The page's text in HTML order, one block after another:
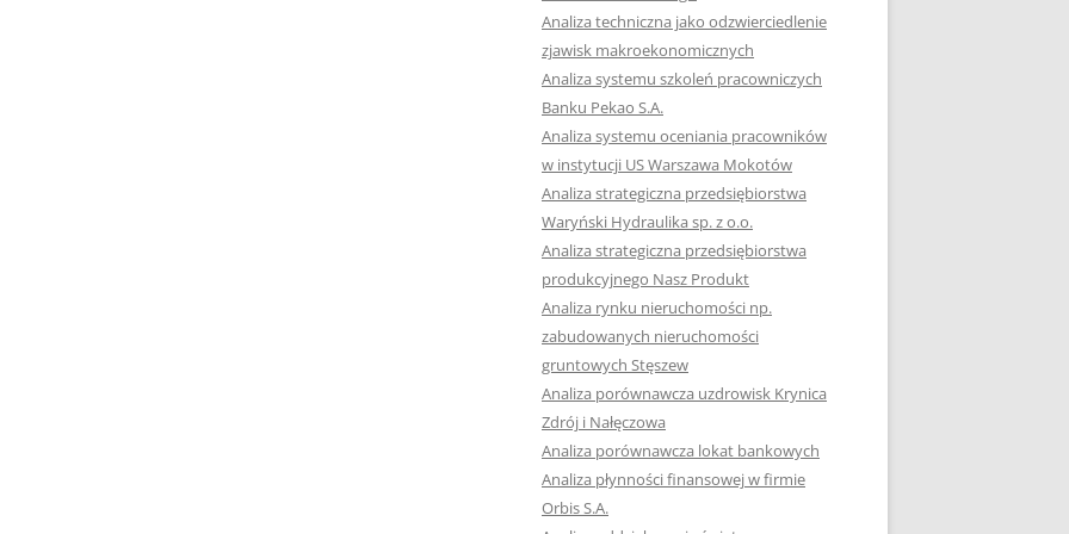
NAPISAĆ PRACĘ DYPLOMOWĄ
JAK PRZYGOTOWAĆ SIĘ DO
USTNEGO EGZAMINU
DYPLOMOWEGO?
HIPOTEZY W PRACACH
DYPLOMOWYCH
JAK PRZYGOTOWAĆ SIĘ DO
OBRONY PRACY DYPLOMOWEJ
Analiza techniczna jako odzwierciedlenie
zjawisk makroekonomicznych
Analiza systemu szkoleń pracowniczych
Banku Pekao S.A.
Analiza systemu oceniania pracowników
w instytucji US Warszawa Mokotów
Analiza strategiczna przedsiębiorstwa
Waryński Hydraulika sp. z o.o.
Analiza strategiczna przedsiębiorstwa
produkcyjnego Nasz Produkt
Analiza rynku nieruchomości np.
zabudowanych nieruchomości
gruntowych Stęszew
Analiza porównawcza uzdrowisk Krynica
Zdrój i Nałęczowa
Analiza porównawcza lokat bankowych
Analiza płynności finansowej w firmie
Orbis S.A.